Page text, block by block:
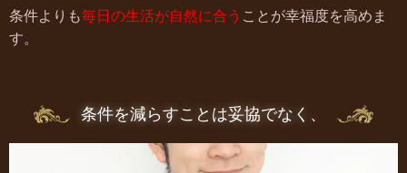
条件よりも毎日の生活が自然に合う ことが幸福度を高めま
す。
条件を減らすことは妥協でなく、